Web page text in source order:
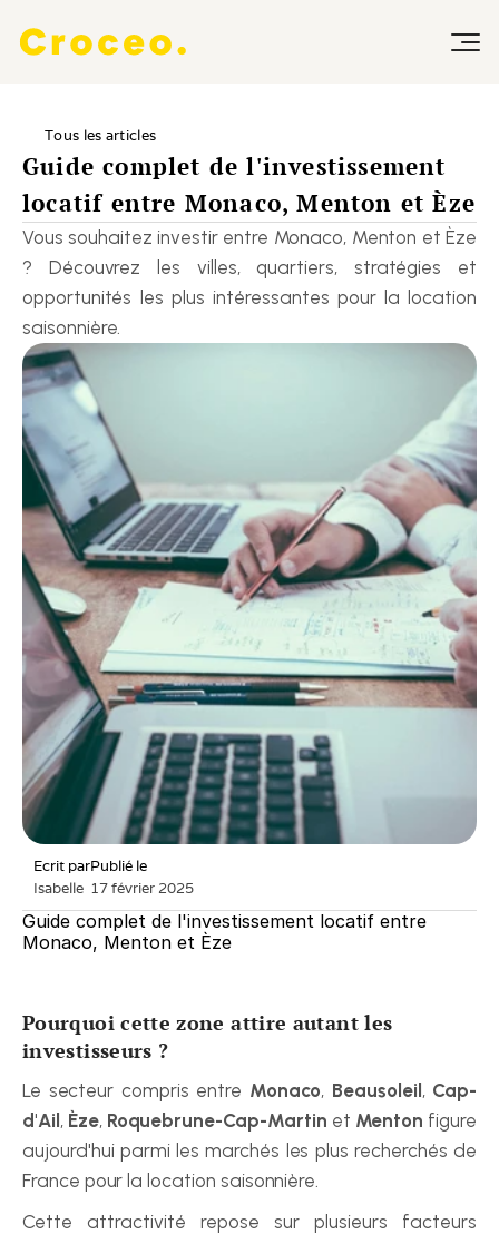
Tous les articles
Guide complet de l'investissement
locatif entre Monaco, Menton et Èze
Vous souhaitez investir entre Monaco, Menton et Èze
? Découvrez les villes, quartiers, stratégies et
opportunités les plus intéressantes pour la location
saisonnière.
Ecrit par
Isabelle
Publié le
17 février 2025
Guide complet de l'investissement locatif entre
Monaco, Menton et Èze
Pourquoi cette zone attire autant les
investisseurs ?
Le secteur compris entre Monaco, Beausoleil , Cap-
d'Ail , Èze, Roquebrune-Cap-Martin et Menton figure
aujourd'hui parmi les marchés les plus recherchés de
France pour la location saisonnière.
Cette attractivité repose sur plusieurs facteurs